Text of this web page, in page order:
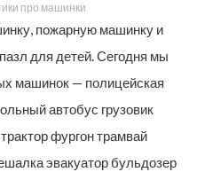
про машинки
пожарную машинку и
для детей. Сегодня мы
машинок — полицейская
автобус грузовик
фургон трамвай
эвакуатор бульдозер